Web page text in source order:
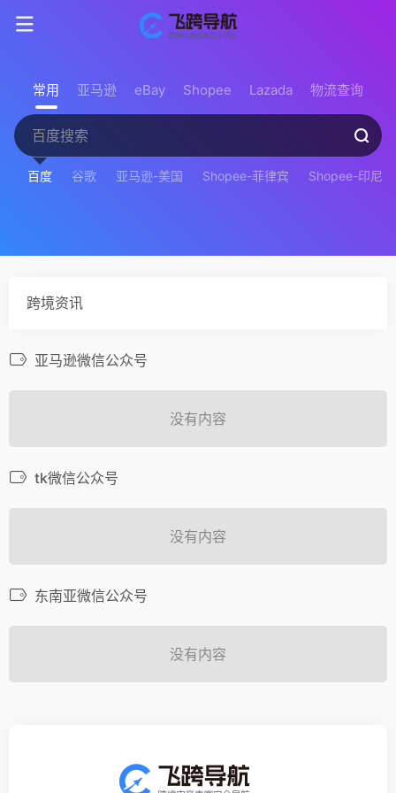
常用 亚马逊 eBay Shopee Lazada 物流查询
百度 谷歌 亚马逊-美国 Shopee-菲律宾 Shopee-印尼
跨境资讯
亚马逊微信公众号
没有内容
tk微信公众号
没有内容
东南亚微信公众号
没有内容